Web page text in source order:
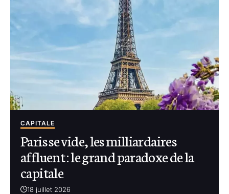
CAPITALE
Paris se vide, les milliardaires
affluent : le grand paradoxe de la
capitale
18 juillet 2026